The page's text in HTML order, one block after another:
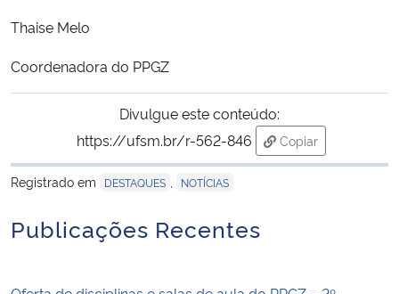
Thaise Melo
Coordenadora do PPGZ
Divulgue este conteúdo:
https://ufsm.br/r-562-846
Copiar
para área de
Registrado em
DESTAQUES NOTÍCIAS
Publicações Recentes